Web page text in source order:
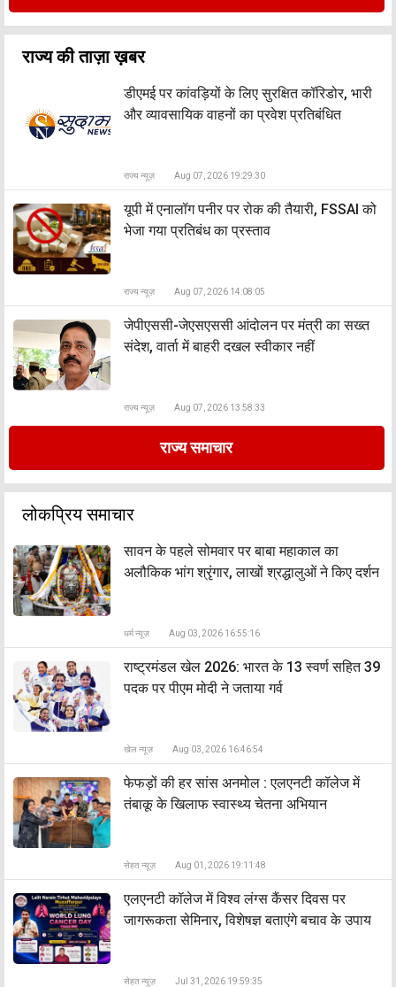
राज्य की ताज़ा ख़बर
डीएमई पर कांवड़ियों के लिए सुरक्षित कॉरिडोर, भारी
और व्यावसायिक वाहनों का प्रवेश प्रतिबंधित
राज्य न्यूज़ Aug 07, 2026 19:29:30
यूपी में एनालॉग पनीर पर रोक की तैयारी, FSSAI को
भेजा गया प्रतिबंध का प्रस्ताव
राज्य न्यूज़ Aug 07, 2026 14:08:05
जेपीएससी-जेएसएससी आंदोलन पर मंत्री का सख्त
संदेश, वार्ता में बाहरी दखल स्वीकार नहीं
राज्य न्यूज़ Aug 07, 2026 13:58:33
राज्य समाचार
लोकप्रिय समाचार
सावन के पहले सोमवार पर बाबा महाकाल का
अलौकिक भांग श्रृंगार, लाखों श्रद्धालुओं ने किए दर्शन
धर्म न्यूज़ Aug 03, 2026 16:55:16
राष्ट्रमंडल खेल 2026: भारत के 13 स्वर्ण सहित 39
पदक पर पीएम मोदी ने जताया गर्व
खेल न्यूज़ Aug 03, 2026 16:46:54
फेफड़ों की हर सांस अनमोल : एलएनटी कॉलेज में
तंबाकू के खिलाफ स्वास्थ्य चेतना अभियान
सेहत न्यूज़ Aug 01, 2026 19:11:48
एलएनटी कॉलेज में विश्व लंग्स कैंसर दिवस पर
जागरूकता सेमिनार, विशेषज्ञ बताएंगे बचाव के उपाय
सेहत न्यूज़ Jul 31, 2026 19:59:35